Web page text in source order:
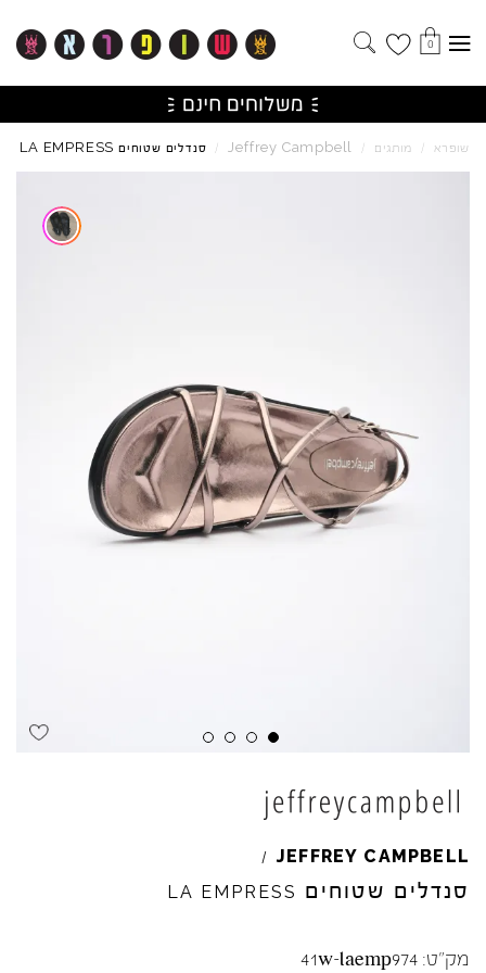
0
שופרא / מותגים /
Jeffrey Campbell
/ סנדלים שטוחים LA EMPRESS
Skip to product reviews
JEFFREY CAMPBELL
/
סנדלים שטוחים LA EMPRESS
מק"ט: 41w-laemp974